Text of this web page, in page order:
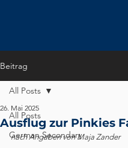
Beitrag
All Posts
German Secondary
All Posts
Ausflug zur Pinkies
26. Mai 2025
nach Angaben von Maja Zander